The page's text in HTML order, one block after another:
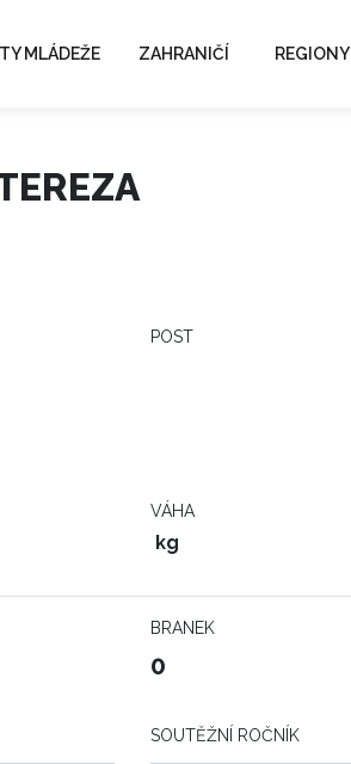
MLÁDEŽE ZAHRANIČÍ REGIONY
POST
VÁHA
kg
BRANEK
0
SOUTĚŽNÍ ROČNÍK